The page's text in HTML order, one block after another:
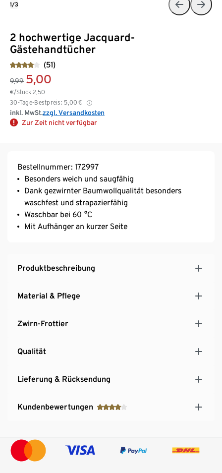
2 hochwertige Jacquard-
Gästehandtücher
(51)
9,99 5,00
€/Stück 2,50
30-Tage-Bestpreis: 5,00 €
inkl. MwSt.zzgl. Versandkosten
Zur Zeit nicht verfügbar
1/3
Bestellnummer: 172997
Besonders weich und saugfähig
Dank gezwirnter Baumwollqualität besonders
waschfest und strapazierfähig
Waschbar bei 60 °C
Mit Aufhänger an kurzer Seite
Produktbeschreibung
Material & Pflege
Zwirn-Frottier
Qualität
Lieferung & Rücksendung
Kundenbewertungen